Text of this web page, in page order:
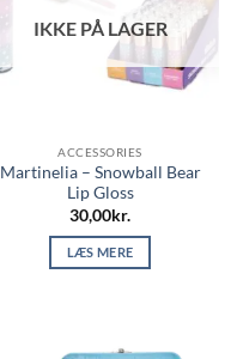
IKKE PÅ LAGER
ACCESSORIES
Martinelia – Snowball Bear
Lip Gloss
30,00kr.
LÆS MERE